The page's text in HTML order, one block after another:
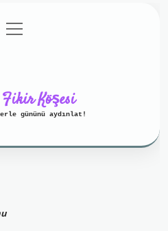
Gizlilik Politikası
menüyü
aç
Köşesi
gününü aydınlat!